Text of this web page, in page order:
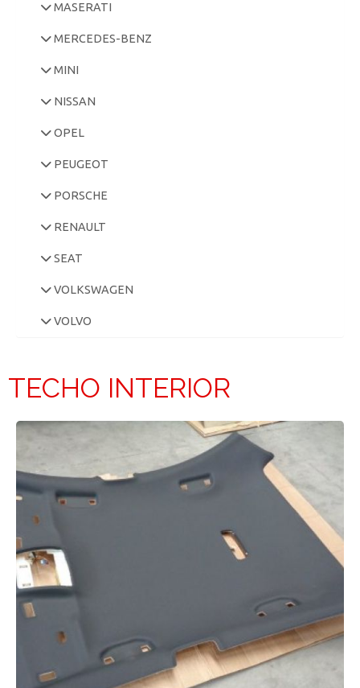
MASERATI
MERCEDES-BENZ
MINI
NISSAN
OPEL
PEUGEOT
PORSCHE
RENAULT
SEAT
VOLKSWAGEN
VOLVO
TECHO INTERIOR